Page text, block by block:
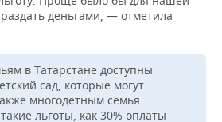
деньгами, — отметила
в Татарстане доступны
сад, которые могут
многодетным семья
льготы, как 30% оплаты